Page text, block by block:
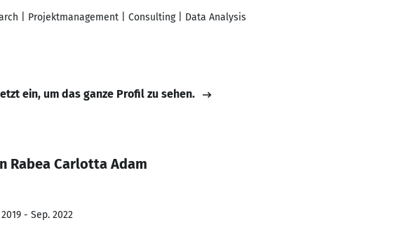
| Projektmanagement | Consulting | Data Analysis
ein, um das ganze Profil zu sehen.
Rabea Carlotta Adam
- Sep. 2022